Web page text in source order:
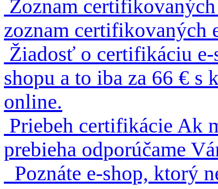
Zoznam
zoznam certifikovaných
Žiadosť o certifikáciu e-
shopu a to iba za 66 €
online.
Priebeh certifikácie Ak
prebieha odporúčame
Poznáte e-shop, ktorý